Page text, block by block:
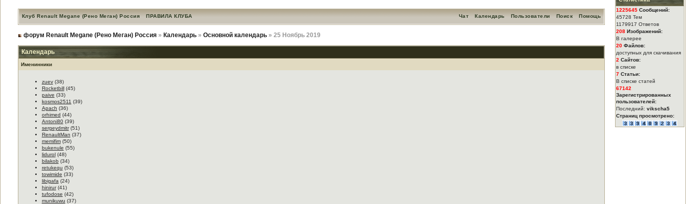
Клуб Renault Megane (Рено Меган) Россия ПРАВИЛА КЛУБА Помощь
Поиск
Пользователи
Календарь
Чат
форум Renault Megane (Рено Меган) Россия» Календарь» Основной календарь» 25 Ноябрь 2019
Календарь
Именинники
zuev(38)
Rocketbill(45)
paive (33)
kosmos2511 (39)
Apach (36)
orhimed (44)
Antoni80(39)
sergeydmitr(51)
RenaultMan (37)
memifim(50)
bukenule (55)
lidurol(48)
bilakob (34)
retukequ (53)
towimide (33)
libigafa (24)
hinirur(41)
tufodose (42)
munikuwu (37)
1225645 Сообщений:
45728 Тем
1179917 Ответов
208 Изображений:
В галерее
20 Файлов:
доступных для скачивания
2 Сайтов:
в списке
7 Статьи:
В списке статей
67142
Зарегистрированных
пользователей:
Последний: vikscha5
Страниц просмотрено: